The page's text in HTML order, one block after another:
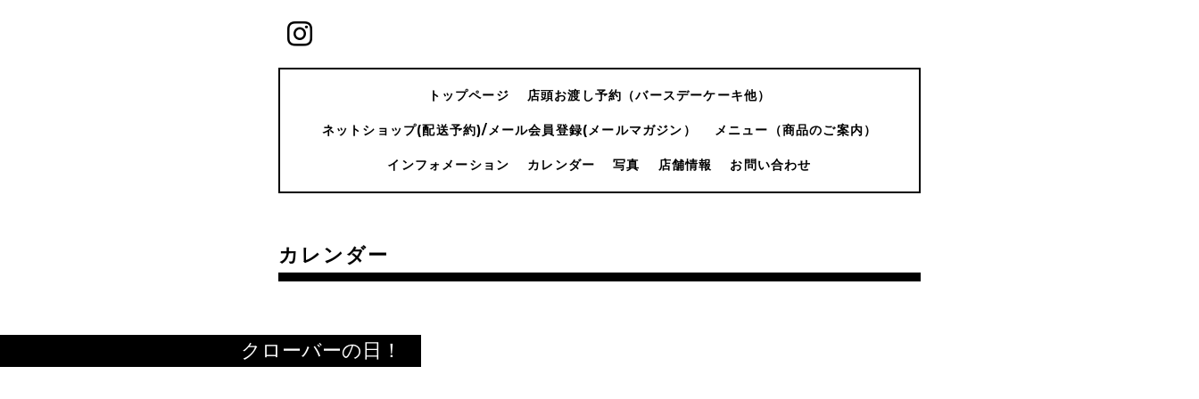
トップページ 店頭お渡し予約（バースデーケーキ他）
ネットショップ(配送予約)/メール会員登録(メールマガジン） メニュー（商品のご案内）
インフォメーション カレンダー 写真 店舗情報 お問い合わせ
カレンダー
クローバーの日！